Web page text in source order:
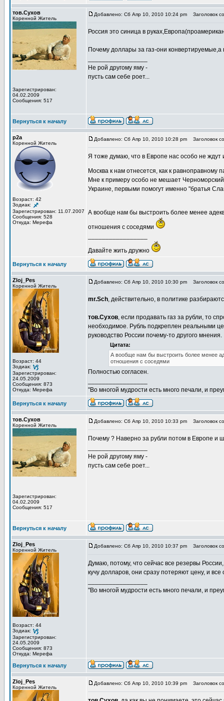
тов.Сухов
Коренной Житель
Зарегистрирован:
04.02.2009
Сообщения: 517
Добавлено: Сб Апр 10, 2010 10:24 pm Заголовок
Россия это синица в
Почему доллары за газ-они конвертируемые,а
Не рой другому яму -
пусть сам себе роет...
Вернуться к началу
p2a
Коренной Житель
Возраст: 42
Зодиак:
Зарегистрирован: 11.07.2007
Сообщения: 528
Откуда: Мерефа
Добавлено: Сб Апр 10, 2010 10:28 pm Заголовок
Я тоже думаю, что в Европе нас особо не
Москва к нам отнесется, как к
Мне к примеру особо не мешает
Украине, первыми помогут именно "братья
А вообще нам бы выстроить более менее
отношения с соседями
Давайте жить дружно
Вернуться к началу
Zloj_Pes
Коренной Житель
Возраст: 44
Зодиак:
Зарегистрирован:
24.05.2009
Сообщения: 873
Откуда: Мерефа
Добавлено: Сб Апр 10, 2010 10:30 pm Заголовок
mr.Sch, действительно, в политике
тов.Сухов, если продавать газ за рубли, то
необходимое. Рубль подкреплен реальными
руководство России почему-то другого мнения.
Цитата:
А вообще нам бы выстроить более менее
отношения с соседями
Полностью согласен.
"Во многой мудрости есть много печали, и
Вернуться к началу
тов.Сухов
Коренной Житель
Зарегистрирован:
04.02.2009
Сообщения: 517
Добавлено: Сб Апр 10, 2010 10:33 pm Заголовок
Почему ? Наверно за рубли потом в Европе и
Не рой другому яму -
пусть сам себе роет...
Вернуться к началу
Zloj_Pes
Коренной Житель
Возраст: 44
Зодиак:
Зарегистрирован:
24.05.2009
Сообщения: 873
Откуда: Мерефа
Добавлено: Сб Апр 10, 2010 10:37 pm Заголовок
Думаю, потому, что сейчас все резервы
кучу долларов, они сразу потеряют цену, и
"Во многой мудрости есть много печали, и
Вернуться к началу
Zloj_Pes
Коренной Житель
Добавлено: Сб Апр 10, 2010 10:39 pm Заголовок